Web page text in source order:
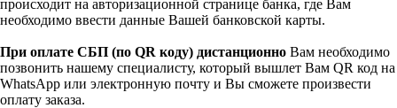
происходит на авторизационной странице банка, где Вам
необходимо ввести данные Вашей банковской карты.
При оплате СБП (по QR коду) дистанционно Вам необходимо
позвонить нашему специалисту, который вышлет Вам QR код на
WhatsApp или электронную почту и Вы сможете произвести
оплату заказа.